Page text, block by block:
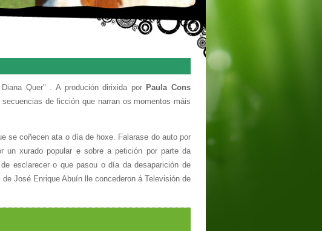
Quer" . A produción dirixida por Paula Cons
de ficción que narran os momentos máis
se coñecen ata o día de hoxe. Falarase do auto por
xurado popular e sobre a petición por parte da
esclarecer o que pasou o día da desaparición de
José Enrique Abuín lle concederon á Televisión de